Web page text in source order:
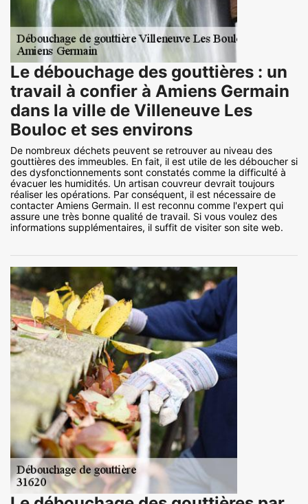
Le débouchage des gouttières : un
travail à confier à Amiens Germain
dans la ville de Villeneuve Les
Bouloc et ses environs
De nombreux déchets peuvent se retrouver au niveau des
gouttières des immeubles. En fait, il est utile de les déboucher si
des dysfonctionnements sont constatés comme la difficulté à
évacuer les humidités. Un artisan couvreur devrait toujours
réaliser les opérations. Par conséquent, il est nécessaire de
contacter Amiens Germain. Il est reconnu comme l'expert qui
assure une très bonne qualité de travail. Si vous voulez des
informations supplémentaires, il suffit de visiter son site web.